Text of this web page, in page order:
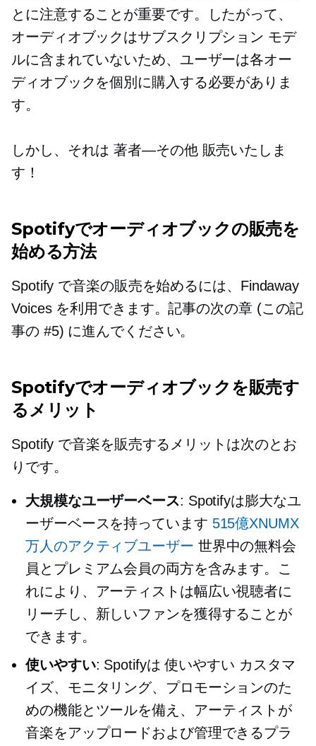
とに注意することが重要です。したがって、
オーディオブックはサブスクリプション モデ
ルに含まれていないため、ユーザーは各オー
ディオブックを個別に購入する必要がありま
す。
しかし、それは著者—その他販売いたしま
す！
Spotifyでオーディオブックの販売を
始める方法
Spotify で音楽の販売を始めるには、Findaway
Voices を利用できます。記事の次の章 (この記
事の #5) に進んでください。
Spotifyでオーディオブックを販売す
るメリット
Spotify で音楽を販売するメリットは次のとお
りです。
大規模なユーザーベース: Spotifyは膨大なユ
ーザーベースを持っています 515億XNUMX
万人のアクティブユーザー 世界中の無料会
員とプレミアム会員の両方を含みます。こ
れにより、アーティストは幅広い視聴者に
リーチし、新しいファンを獲得することが
できます。
使いやすい: Spotifyは使いやすい カスタマ
イズ、モニタリング、プロモーションのた
めの機能とツールを備え、アーティストが
音楽をアップロードおよび管理できるプラ